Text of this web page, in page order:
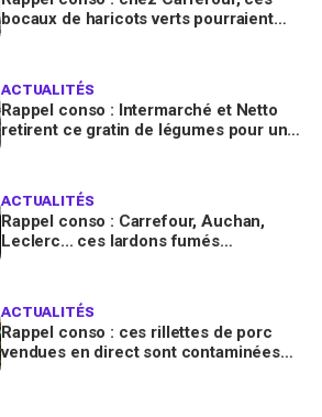
bocaux de haricots verts pourraient
ACTUALITÉS
Rappel conso : Intermarché et Netto
retirent ce gratin de légumes pour un
ACTUALITÉS
Rappel conso : Carrefour, Auchan,
Leclerc... ces lardons fumés
ACTUALITÉS
Rappel conso : ces rillettes de porc
vendues en direct sont contaminées